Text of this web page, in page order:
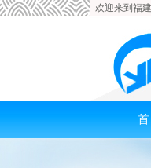
欢迎来到福